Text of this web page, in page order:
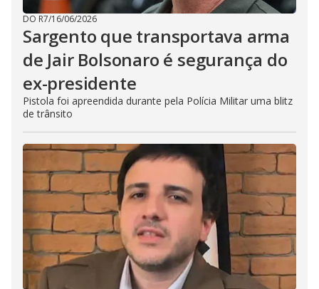
DO R7/16/06/2026
Sargento que transportava arma
de Jair Bolsonaro é segurança do
ex-presidente
Pistola foi apreendida durante pela Polícia Militar uma blitz
de trânsito